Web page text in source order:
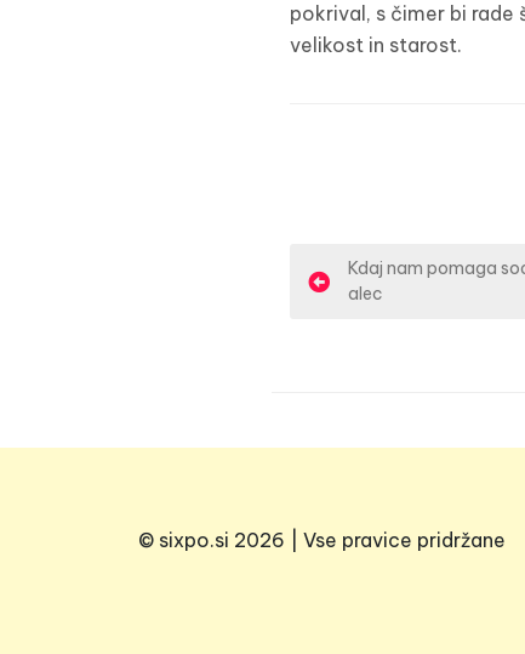
pokrival, s čimer bi rade
velikost in starost.
N
g
c
Kdaj nam pomaga
alec
© sixpo.si 2026 | Vse pravice pridržane